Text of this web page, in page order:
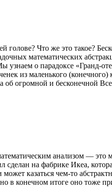
Что же это такое?
математических
узнаем о парадоксе «Гранд-
из маленького (конечного)
об огромной и бесконечной
анализом —
сделан на фабрике Икеа,
может казаться чем-то
в конечном итоге оно тоже